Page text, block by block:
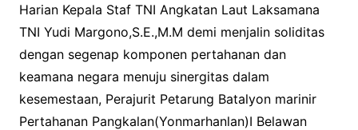
e
b
o
o
k
t
t
e
r
t
s
A
p
p
Harian Kepala Staf TNI Angkatan Laut Laksamana
TNI Yudi Margono,S.E.,M.M demi menjalin soliditas
dengan segenap komponen pertahanan dan
keamana negara menuju sinergitas dalam
kesemestaan, Perajurit Petarung Batalyon marinir
Pertahanan Pangkalan(Yonmarhanlan)I Belawan